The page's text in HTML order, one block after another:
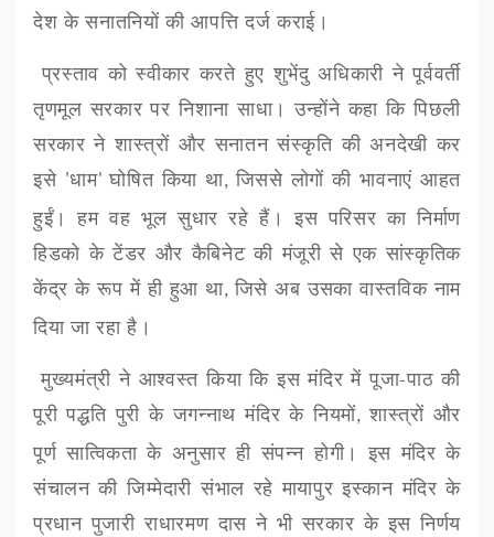
देश के सनातनियों की आपत्ति दर्ज कराई।
प्रस्ताव को स्वीकार करते हुए शुभेंदु अधिकारी ने पूर्ववर्ती
तृणमूल सरकार पर निशाना साधा। उन्होंने कहा कि पिछली
सरकार ने शास्त्रों और सनातन संस्कृति की अनदेखी कर
इसे 'धाम'घोषित किया था,जिससे लोगों की भावनाएं आहत
हुईं। हम वह भूल सुधार रहे हैं। इस परिसर का निर्माण
हिडको के टेंडर और कैबिनेट की मंजूरी से एक सांस्कृतिक
केंद्र के रूप में ही हुआ था,जिसे अब उसका वास्तविक नाम
दिया जा रहा है।
मुख्यमंत्री ने आश्वस्त किया कि इस मंदिर में पूजा-पाठ की
पूरी पद्धति पुरी के जगन्नाथ मंदिर के नियमों,शास्त्रों और
पूर्ण सात्विकता के अनुसार ही संपन्न होगी। इस मंदिर के
संचालन की जिम्मेदारी संभाल रहे मायापुर इस्कान मंदिर के
प्रधान पुजारी राधारमण दास ने भी सरकार के इस निर्णय